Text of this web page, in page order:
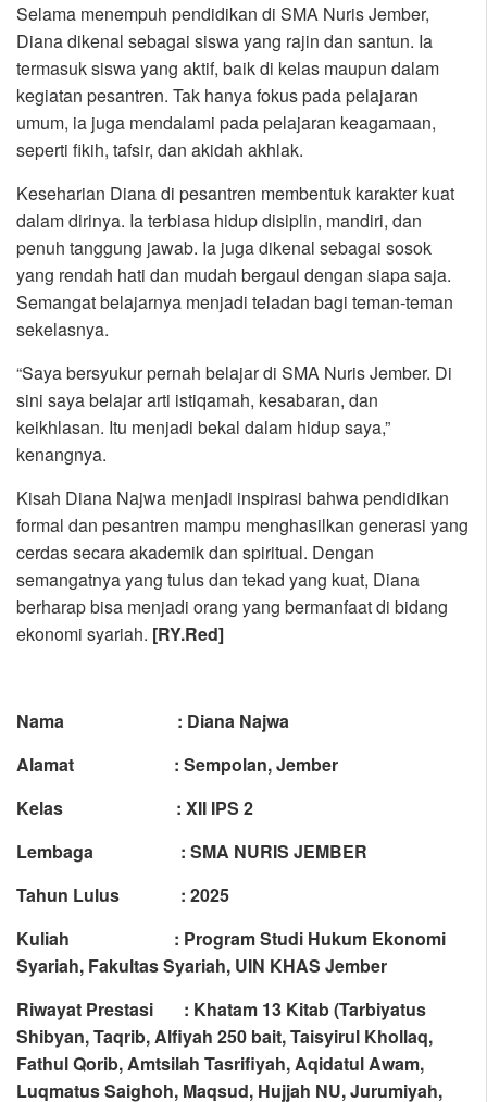
Selama menempuh pendidikan di SMA Nuris Jember,
Diana dikenal sebagai siswa yang rajin dan santun. Ia
termasuk siswa yang aktif, baik di kelas maupun dalam
kegiatan pesantren. Tak hanya fokus pada pelajaran
umum, ia juga mendalami pada pelajaran keagamaan,
seperti fikih, tafsir, dan akidah akhlak.
Keseharian Diana di pesantren membentuk karakter kuat
dalam dirinya. Ia terbiasa hidup disiplin, mandiri, dan
penuh tanggung jawab. Ia juga dikenal sebagai sosok
yang rendah hati dan mudah bergaul dengan siapa saja.
Semangat belajarnya menjadi teladan bagi teman-teman
sekelasnya.
“Saya bersyukur pernah belajar di SMA Nuris Jember. Di
sini saya belajar arti istiqamah, kesabaran, dan
keikhlasan. Itu menjadi bekal dalam hidup saya,”
kenangnya.
Kisah Diana Najwa menjadi inspirasi bahwa pendidikan
formal dan pesantren mampu menghasilkan generasi yang
cerdas secara akademik dan spiritual. Dengan
semangatnya yang tulus dan tekad yang kuat, Diana
berharap bisa menjadi orang yang bermanfaat di bidang
ekonomi syariah. [RY.Red]
Nama : Diana Najwa
Alamat : Sempolan, Jember
Kelas : XII IPS 2
Lembaga : SMA NURIS JEMBER
Tahun Lulus : 2025
Kuliah : Program Studi Hukum Ekonomi
Syariah, Fakultas Syariah, UIN KHAS Jember
Riwayat Prestasi : Khatam 13 Kitab (Tarbiyatus
Shibyan, Taqrib, Alfiyah 250 bait, Taisyirul Khollaq,
Fathul Qorib, Amtsilah Tasrifiyah, Aqidatul Awam,
Luqmatus Saighoh, Maqsud, Hujjah NU, Jurumiyah,